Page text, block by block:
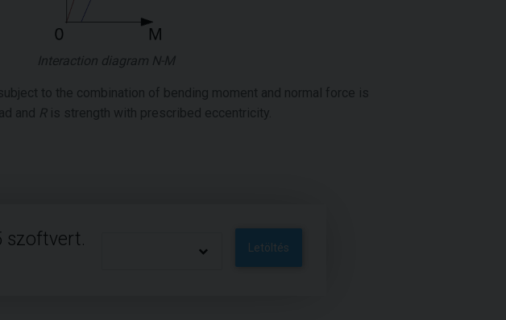
Interaction diagram N-M
to the combination of bending moment and normal force is
and Ris strength with prescribed eccentricity.
szoftvert.
Letöltés